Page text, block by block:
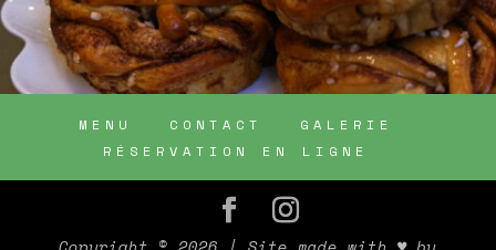
MENU CONTACT
GALERIE
RÉSERVATION EN LIGNE